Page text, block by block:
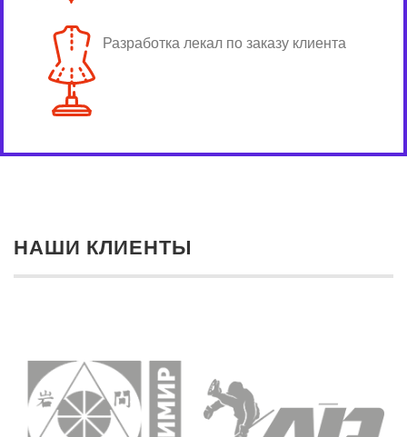
Разработка лекал по заказу клиента
НАШИ КЛИЕНТЫ